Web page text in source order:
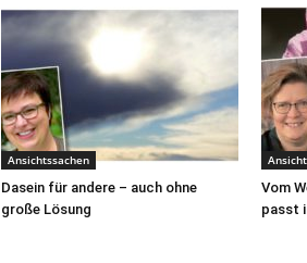
Ansichtssachen
Dasein für andere – auch ohne
große Lösung
Vom
passt